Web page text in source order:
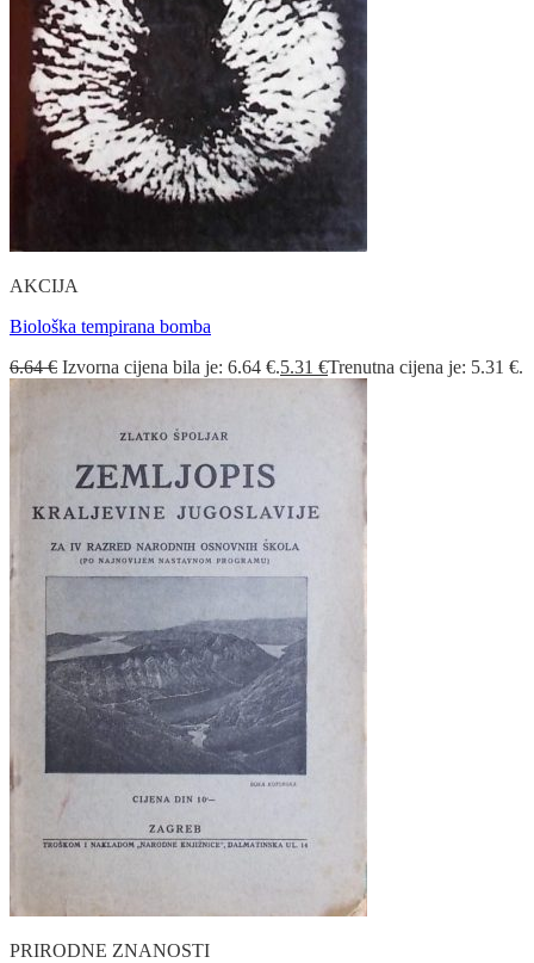
AKCIJA
Biološka tempirana bomba
6.64€ Izvorna cijena bila je: 6.64 €.5.31 €Trenutna cijena je: 5.31 €.
PRIRODNE ZNANOSTI